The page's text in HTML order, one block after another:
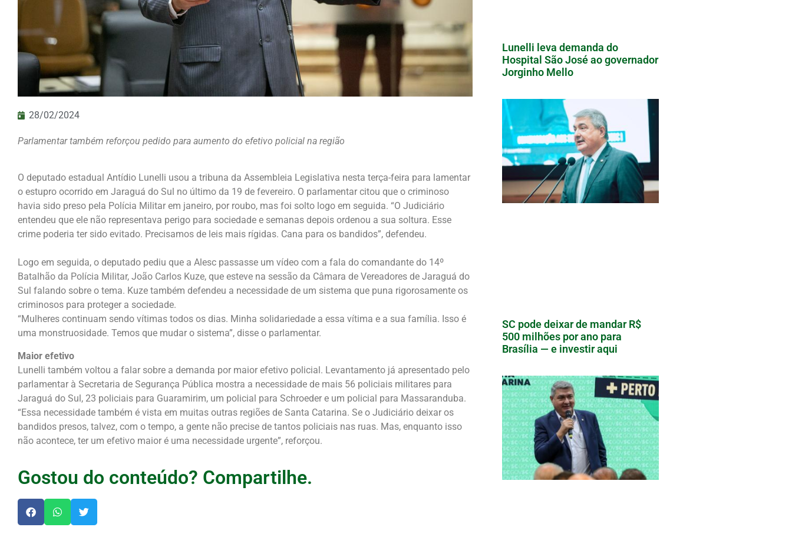
28/02/2024
Parlamentar também reforçou pedido para aumento do efetivo policial na região
O deputado estadual Antídio Lunelli usou a tribuna da Assembleia Legislativa nesta terça-feira para lamentar
o estupro ocorrido em Jaraguá do Sul no último da 19 de fevereiro. O parlamentar citou que o criminoso
havia sido preso pela Polícia Militar em janeiro, por roubo, mas foi solto logo em seguida. “O Judiciário
entendeu que ele não representava perigo para sociedade e semanas depois ordenou a sua soltura. Esse
crime poderia ter sido evitado. Precisamos de leis mais rígidas. Cana para os bandidos”, defendeu.
Logo em seguida, o deputado pediu que a Alesc passasse um vídeo com a fala do comandante do 14º
Batalhão da Polícia Militar, João Carlos Kuze, que esteve na sessão da Câmara de Vereadores de Jaraguá do
Sul falando sobre o tema. Kuze também defendeu a necessidade de um sistema que puna rigorosamente os
criminosos para proteger a sociedade.
“Mulheres continuam sendo vítimas todos os dias. Minha solidariedade a essa vítima e a sua família. Isso é
uma monstruosidade. Temos que mudar o sistema”, disse o parlamentar.
Maior efetivo
Lunelli também voltou a falar sobre a demanda por maior efetivo policial. Levantamento já apresentado pelo
parlamentar à Secretaria de Segurança Pública mostra a necessidade de mais 56 policiais militares para
Jaraguá do Sul, 23 policiais para Guaramirim, um policial para Schroeder e um policial para Massaranduba.
“Essa necessidade também é vista em muitas outras regiões de Santa Catarina. Se o Judiciário deixar os
bandidos presos, talvez, com o tempo, a gente não precise de tantos policiais nas ruas. Mas, enquanto isso
não acontece, ter um efetivo maior é uma necessidade urgente”, reforçou.
Gostou do conteúdo? Compartilhe.
Lunelli leva demanda do
Hospital São José ao governador
Jorginho Mello
SC pode deixar de mandar R$
500 milhões por ano para
Brasília — e investir aqui